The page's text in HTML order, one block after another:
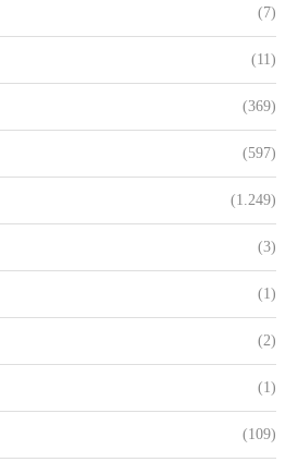
(7)
(11)
(369)
(597)
(1.249)
(3)
(1)
(2)
(1)
(109)